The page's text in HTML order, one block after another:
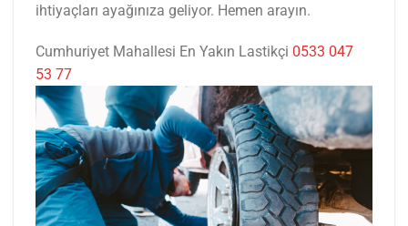
ihtiyaçları ayağınıza geliyor. Hemen arayın.
Cumhuriyet Mahallesi En Yakın Lastikçi 0533 047
53 77